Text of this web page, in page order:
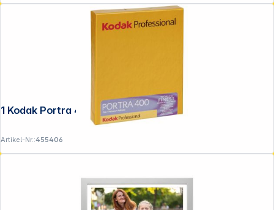
1 Kodak Portra 400 4x5" 10 Blatt
Artikel-Nr.:455406